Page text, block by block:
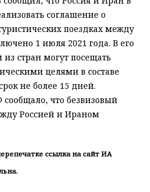
соглашение о
поездках между
1 июля 2021 года. В его
стран могут посещать
целями в составе
не более 15 дней.
что безвизовый
Россией и Ираном
ссылка на сайт ИА